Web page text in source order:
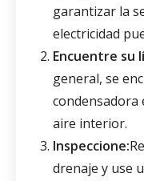
garantizar la
electricidad
Encuentre su
general, se
condensadora
aire interior.
Inspeccione:
drenaje y use